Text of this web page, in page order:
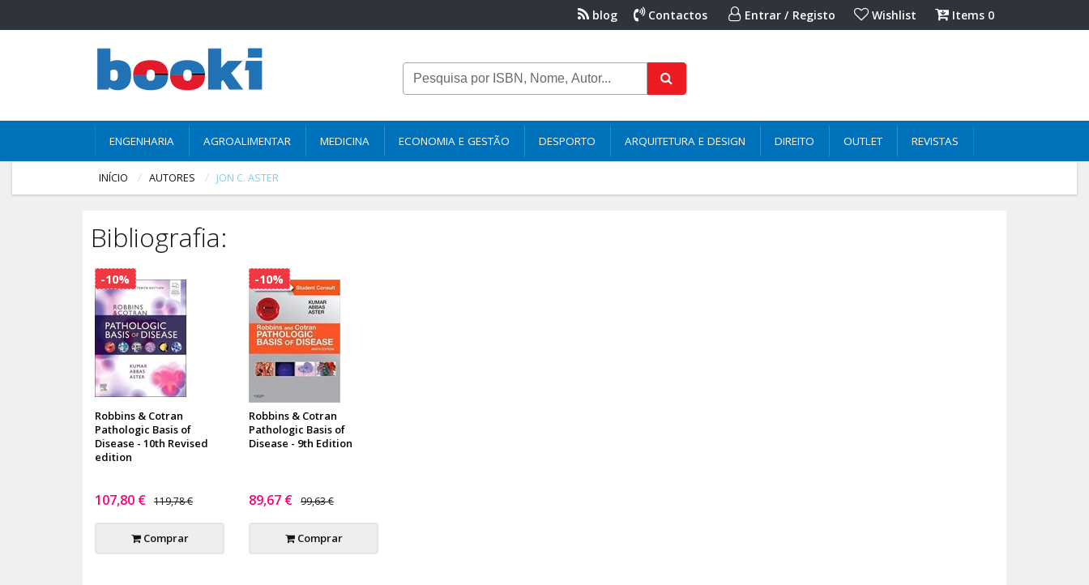
blog Contactos Entrar / Registo Wishlist Items 0
ENGENHARIA AGROALIMENTAR MEDICINA ECONOMIA E GESTÃO DESPORTO ARQUITETURA E DESIGN DIREITO OUTLET REVISTAS
INÍCIO AUTORES JON C. ASTER
Bibliografia:
Robbins & Cotran
Pathologic Basis of
Disease - 10th Revised
edition
107,80 € 119,78 €
Comprar
-10%
Robbins & Cotran
Pathologic Basis of
Disease - 9th Edition
89,67 € 99,63 €
Comprar
-10%